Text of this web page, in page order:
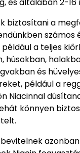
és általában 2-16
biztosítani a
számos
a teljes
húsokban,
és
például a
Niacinnal
könnyen